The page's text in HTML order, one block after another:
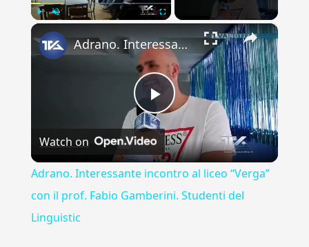
×
Play
Video
Adrano. Interessante incontro al liceo “Verga” con il prof. Fabio Gamberini. Studenti del Linguistic
Watch on
Adrano. Interessante incontro al liceo “Verga”
con il prof. Fabio Gamberini. Studenti del
Linguistic